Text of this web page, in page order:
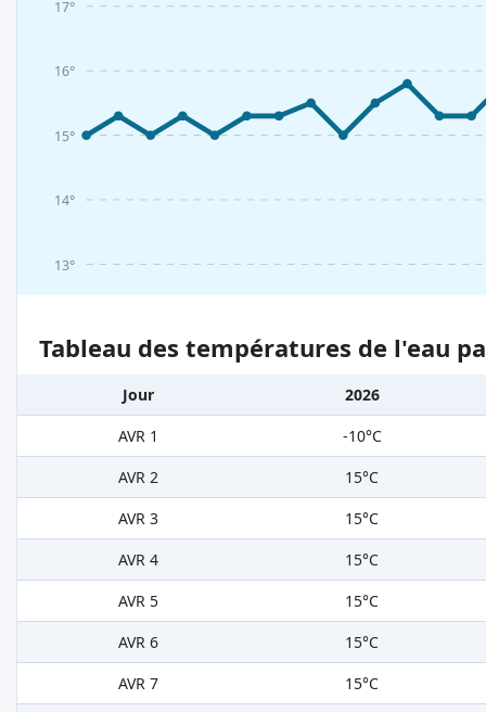
13°
14°
15°
16°
17°
Tableau des températures de l'eau
Jour
2026
AVR 1
-10°C
AVR 2
15°C
AVR 3
15°C
AVR 4
15°C
AVR 5
15°C
AVR 6
15°C
AVR 7
15°C